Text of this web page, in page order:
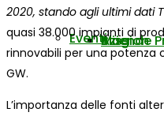
Mission
Aziende
Blog
Eventi
2020, stando agli ultimi dati
quasi 38.000 impianti di
rinnovabili per una potenza
GW.
L’importanza delle fonti